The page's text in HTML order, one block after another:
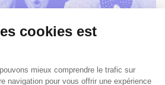
GRAND / UN CERCUEIL À LA